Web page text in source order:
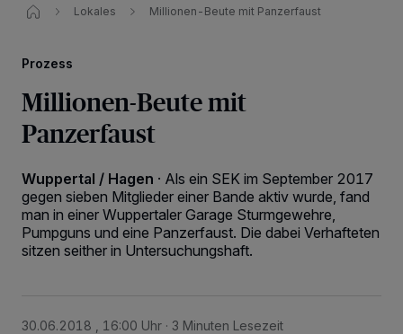
Lokales Millionen-Beute mit Panzerfaust
Prozess
Millionen-Beute mit
Panzerfaust
Wuppertal / Hagen · Als ein SEK im September 2017
gegen sieben Mitglieder einer Bande aktiv wurde, fand
man in einer Wuppertaler Garage Sturmgewehre,
Pumpguns und eine Panzerfaust. Die dabei Verhafteten
sitzen seither in Untersuchungshaft.
30.06.2018 , 16:00 Uhr 3 Minuten Lesezeit